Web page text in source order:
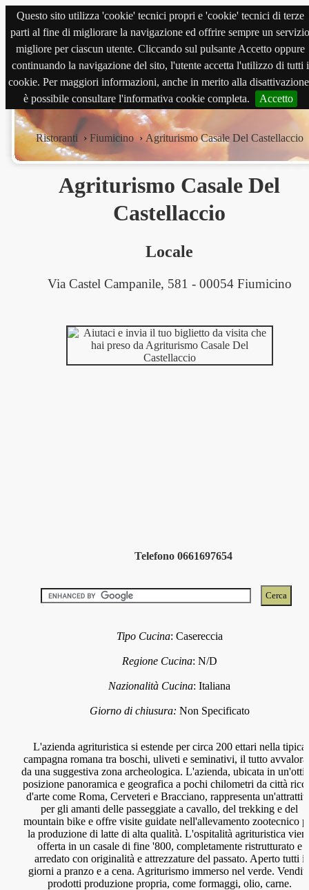
Questo sito utilizza 'cookie' tecnici propri e 'cookie' tecnici di terze
parti al fine di migliorare la navigazione ed offrire sempre un servizio
migliore per ciascun utente. Cliccando sul pulsante Accetto oppure
continuando la navigazione del sito, l'utente accetta l'utilizzo di tutti i
cookie. Per maggiori informazioni, anche in merito alla
è possibile consultare l'informativa cookie completa.
Accetto
magnabene.com
Ristoranti › Fiumicino › Agriturismo Casale Del Castellaccio
Agriturismo Casale Del
Castellaccio
Locale
Via Castel Campanile, 581 - 00054 Fiumicino
Telefono 0661697654
Tipo Cucina: Casereccia
Regione Cucina: N/D
Nazionalità Cucina:Italiana
Giorno di chiusura: Non Specificato
L'azienda agrituristica si estende per circa 200 ettari nella tipica
campagna romana tra boschi, uliveti e seminativi, il tutto
da una suggestiva zona archeologica. L'azienda, ubicata in
posizione panoramica e geografica a pochi chilometri da città
d'arte come Roma, Cerveteri e Bracciano, rappresenta
per gli amanti delle passeggiate a cavallo, del trekking e del
mountain bike e offre visite guidate nell'allevamento zootecnico
la produzione di latte di alta qualità. L'ospitalità agrituristica
offerta in un casale di fine '800, completamente ristrutturato e
arredato con originalità e attrezzature del passato. Aperto tutti i
giorni a pranzo e a cena. Agriturismo immerso nel verde.
prodotti produzione propria, come formaggi, olio, carne.